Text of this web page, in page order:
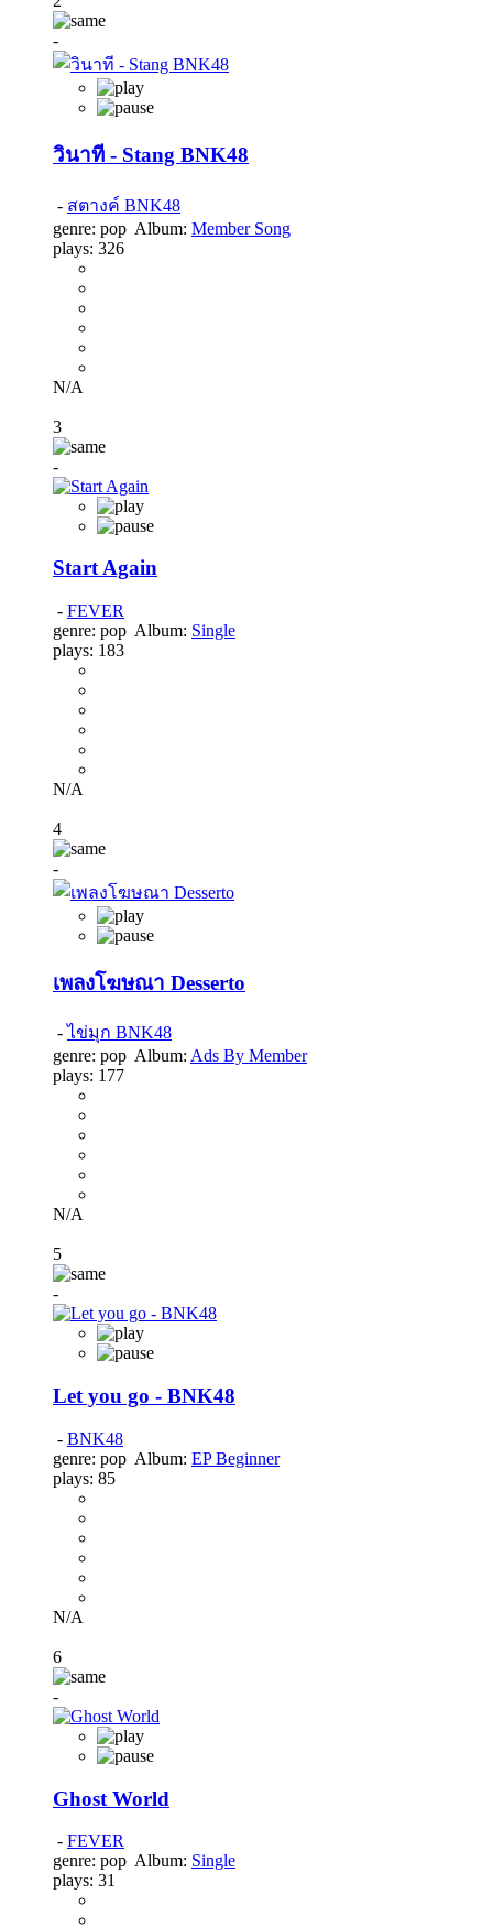
-
วินาที - Stang BNK48
- สตางค์ BNK48
genre: pop Album: Member Song
plays: 326
N/A
3
-
Start Again
- FEVER
genre: pop Album: Single
plays: 183
N/A
4
-
เพลงโฆษณา Desserto
-ไข่มุก BNK48
genre: pop Album: Ads By Member
plays: 177
N/A
5
-
Let you go - BNK48
- BNK48
genre: pop Album: EP Beginner
plays: 85
N/A
6
-
Ghost World
- FEVER
genre: pop Album: Single
plays: 31